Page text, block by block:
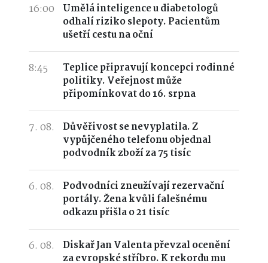
16:00
Umělá inteligence u diabetologů
odhalí riziko slepoty. Pacientům
ušetří cestu na oční
8:45
Teplice připravují koncepci rodinné
politiky. Veřejnost může
připomínkovat do 16. srpna
7. 08.
Důvěřivost se nevyplatila. Z
vypůjčeného telefonu objednal
podvodník zboží za 75 tisíc
6. 08.
Podvodníci zneužívají rezervační
portály. Žena kvůli falešnému
odkazu přišla o 21 tisíc
6. 08.
Diskař Jan Valenta převzal ocenění
za evropské stříbro. K rekordu mu